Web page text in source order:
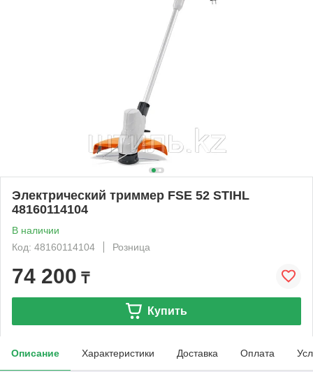
Электрический триммер FSE 52 STIHL
48160114104
В наличии
Код: 48160114104
Розница
74 200 ₸
Купить
Описание Характеристики Доставка Оплата